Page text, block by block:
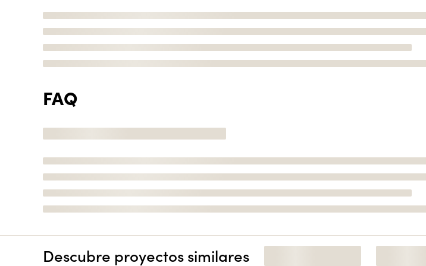
FAQ
Descubre proyectos similares